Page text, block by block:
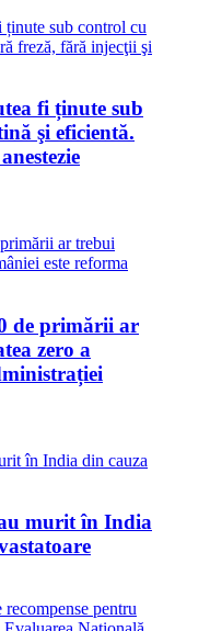
fi ținute sub
şi eficientă.
de primării ar
zero a
murit în India